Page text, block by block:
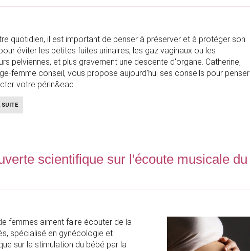
quotidien, il est important de penser à préserver et à protéger son
éviter les petites fuites urinaires, les gaz vaginaux ou les
pelviennes, et plus gravement une descente d'organe. Catherine,
femme conseil, vous propose aujourd'hui ses conseils pour penser
votre périn&eac
SUITE
scientifique sur l'écoute musicale du
femmes aiment faire écouter de la
spécialisé en gynécologie et
sur la stimulation du bébé par la